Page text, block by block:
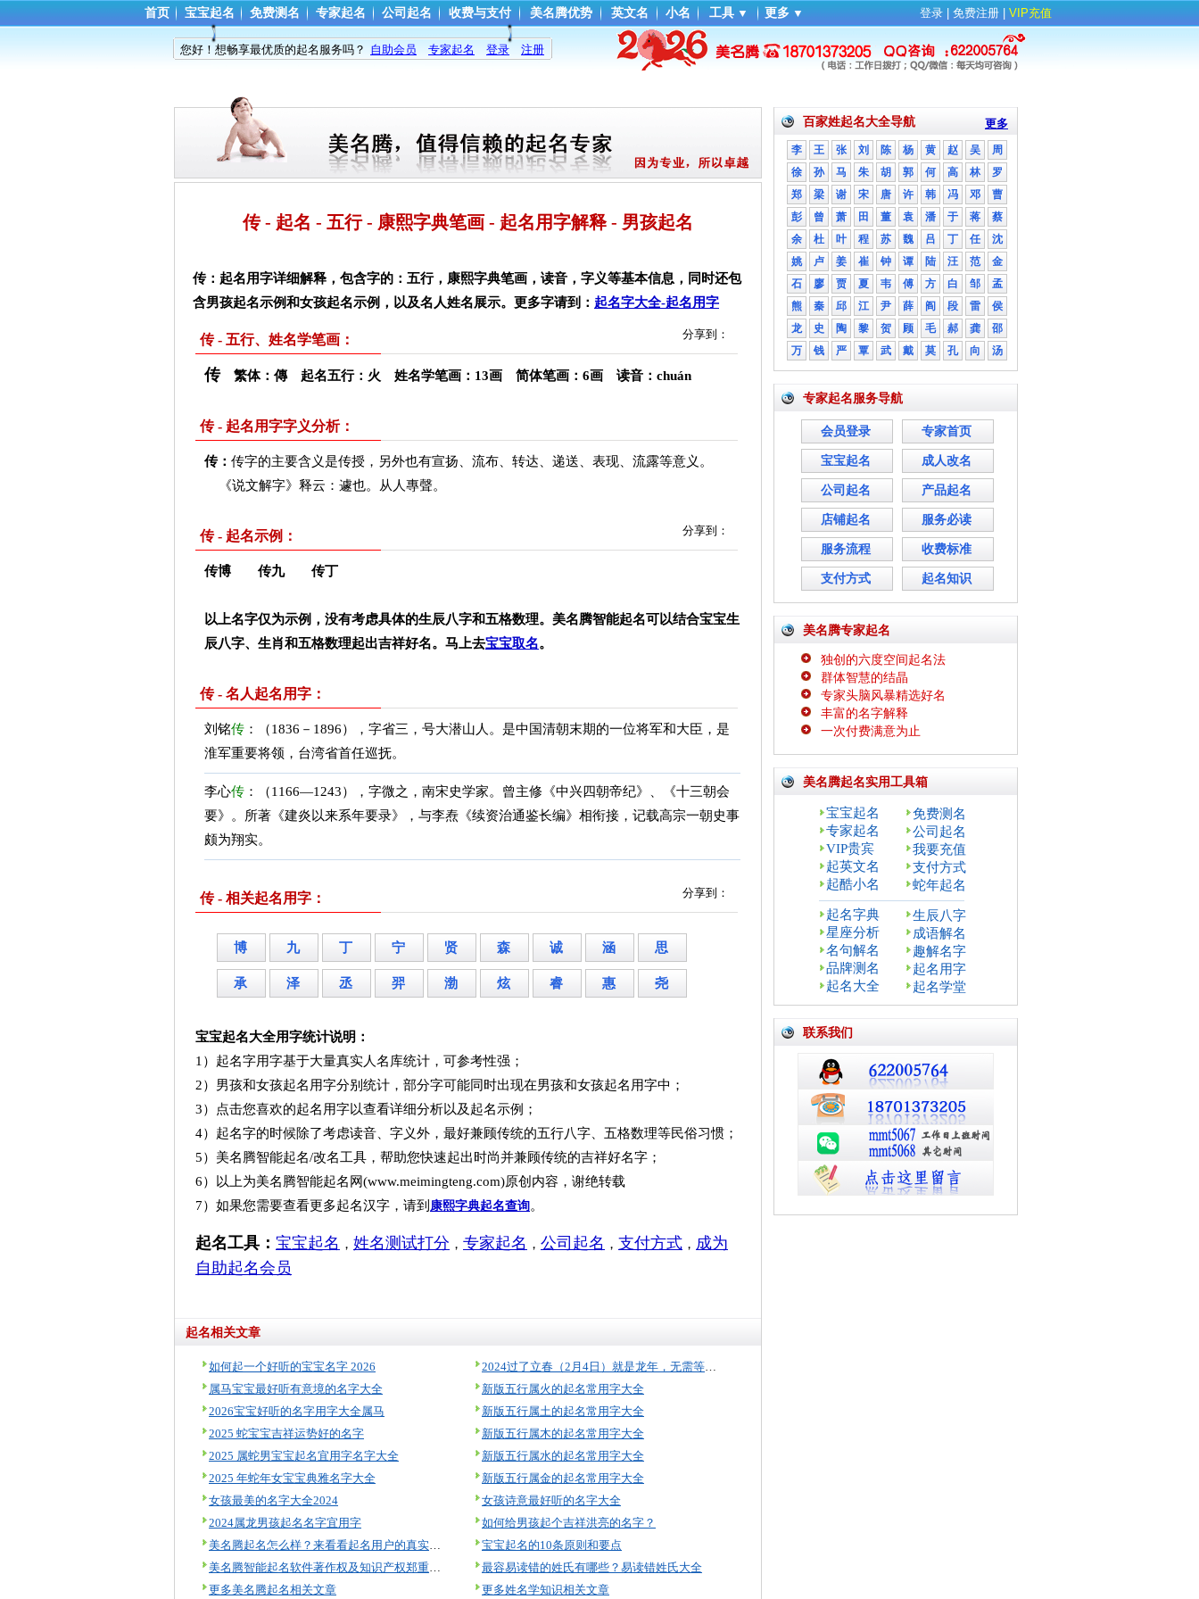
首页 宝宝起名 免费测名 专家起名 公司起名 收费与支付 美名腾优势 英文名 小名 工具 ▼ 更多 ▼ 登录 免费注册 VIP充值
您好！想畅享最优质的起名服务吗？ 自助会员 专家起名 登录 注册
传 - 起名 - 五行 - 康熙字典笔画 - 起名用字解释 - 男孩起名
传：起名用字详细解释，包含字的：五行，康熙字典笔画，读音，字义等基本信息，同时还包
含男孩起名示例和女孩起名示例，以及名人姓名展示。更多字请到： 起名字大全-起名用字
传 - 五行、姓名学笔画： 分享到：
传繁体：傳 起名五行：火 姓名学笔画：13画 简体笔画：6画 读音：chuán
传 - 起名用字字义分析：
传： 传字的主要含义是传授，另外也有宣扬、流布、转达、递送、表现、流露等意义。
《说文解字》释云：遽也。从人專聲。
传 - 起名示例： 分享到：
传博 传九 传丁
以上名字仅为示例，没有考虑具体的生辰八字和五格数理。美名腾智能起名可以结合宝宝生
辰八字、生肖和五格数理起出吉祥好名。马上去宝宝取名。
传 - 名人起名用字：
刘铭传 ：（1836－1896），字省三，号大潜山人。是中国清朝末期的一位将军和大臣，是
淮军重要将领，台湾省首任巡抚。
李心传 ：（1166—1243），字微之，南宋史学家。曾主修《中兴四朝帝纪》、《十三朝会
要》。所著《建炎以来系年要录》，与李焘《续资治通鉴长编》相衔接，记载高宗一朝史事
颇为翔实。
传 - 相关起名用字： 分享到：
博 九 丁 宁 贤 森 诚 涵 思
承 泽 丞 羿 渤 炫 睿 惠 尧
宝宝起名大全用字统计说明：
1）起名字用字基于大量真实人名库统计，可参考性强；
2）男孩和女孩起名用字分别统计，部分字可能同时出现在男孩和女孩起名用字中；
3）点击您喜欢的起名用字以查看详细分析以及起名示例；
4）起名字的时候除了考虑读音、字义外，最好兼顾传统的五行八字、五格数理等民俗习惯；
5）美名腾智能起名/改名工具，帮助您快速起出时尚并兼顾传统的吉祥好名字；
6）以上为美名腾智能起名网(www.meimingteng.com)原创内容，谢绝转载
7）如果您需要查看更多起名汉字，请到 康熙字典起名查询 。
起名工具： 宝宝起名 ， 姓名测试打分 ， 专家起名 ， 公司起名 ， 支付方式 ， 成为
自助起名会员
起名相关文章
如何起一个好听的宝宝名字 2026
属马宝宝最好听有意境的名字大全
2026宝宝好听的名字用字大全属马
2025 蛇宝宝吉祥运势好的名字
2025 属蛇男宝宝起名宜用字名字大全
2025 年蛇年女宝宝典雅名字大全
女孩最美的名字大全2024
2024属龙男孩起名名字宜用字
美名腾起名怎么样？来看看起名用户的真实评价！
美名腾智能起名软件著作权及知识产权郑重声明
更多美名腾起名相关文章
2024过了立春（2月4日）就是龙年，无需等到过年！
新版五行属火的起名常用字大全
新版五行属土的起名常用字大全
新版五行属木的起名常用字大全
新版五行属水的起名常用字大全
新版五行属金的起名常用字大全
女孩诗意最好听的名字大全
如何给男孩起个吉祥洪亮的名字？
宝宝起名的10条原则和要点
最容易读错的姓氏有哪些？易读错姓氏大全
更多姓名学知识相关文章
更多
百家姓起名大全导航
李 王 张 刘 陈 杨 黄 赵 吴
周
徐
孙 马 朱 胡 郭 何 高 林
罗
郑
梁 谢 宋 唐 许 韩 冯 邓
曹
彭
曾 萧 田 董 袁 潘 于 蒋
蔡
余
杜 叶 程 苏 魏 吕 丁 任
沈
姚
卢 姜 崔 钟 谭 陆 汪 范
金
石
廖 贾 夏 韦 傅 方 白 邹
孟
熊
秦 邱 江 尹 薛 阎 段 雷
侯
龙
史 陶 黎 贺 顾 毛 郝 龚
邵
万
钱 严 覃 武 戴 莫 孔 向 汤
专家起名服务导航
会员登录 专家首页
宝宝起名 成人改名
公司起名 产品起名
店铺起名 服务必读
服务流程 收费标准
支付方式 起名知识
美名腾专家起名
独创的六度空间起名法
群体智慧的结晶
专家头脑风暴精选好名
丰富的名字解释
一次付费满意为止
美名腾起名实用工具箱
宝宝起名
免费测名
专家起名
公司起名
VIP贵宾
我要充值
起英文名
支付方式
起酷小名
蛇年起名
起名字典
生辰八字
星座分析
成语解名
名句解名
趣解名字
品牌测名
起名用字
起名大全
起名学堂
联系我们